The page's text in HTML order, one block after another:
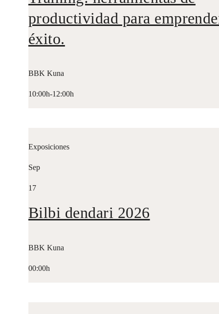
productividad para
éxito.
BBK Kuna
10:00h-12:00h
Exposiciones
Sep
17
Bilbi dendari 2026
BBK Kuna
00:00h